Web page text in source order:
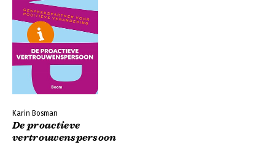
Karin Bosman
De proactieve
vertrouwenspersoon